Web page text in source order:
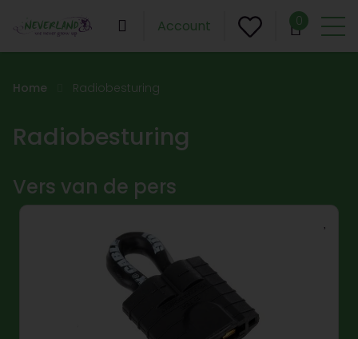
Account 0
Home Radiobesturing
Radiobesturing
Vers van de pers